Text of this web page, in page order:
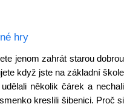
hry
jenom zahrát starou dobrou
když jste na základní škole
několik čárek a nechali
kreslili šibenici. Proč si